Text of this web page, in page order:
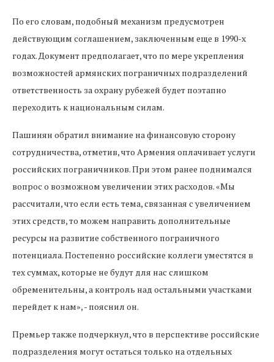
По его словам, подобный механизм предусмотрен
действующим соглашением, заключенным еще в 1990-х
годах. Документ предполагает, что по мере укрепления
возможностей армянских пограничных подразделений
ответственность за охрану рубежей будет поэтапно
переходить к национальным силам.
Пашинян обратил внимание на финансовую сторону
сотрудничества, отметив, что Армения оплачивает услуги
российских пограничников. При этом ранее поднимался
вопрос о возможном увеличении этих расходов. «Мы
рассчитали, что если есть тема, связанная с увеличением
этих средств, то можем направить дополнительные
ресурсы на развитие собственного пограничного
потенциала. Постепенно российские коллеги уместятся в
тех суммах, которые не будут для нас слишком
обременительны, а контроль над остальными участками
перейдет к нам», - пояснил он.
Премьер также подчеркнул, что в перспективе российские
подразделения могут остаться только на отдельных